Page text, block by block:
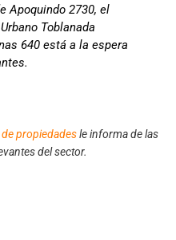
Apoquindo 2730, el
Toblanada
640 está a la espera
propiedadesle informa de las
del sector.